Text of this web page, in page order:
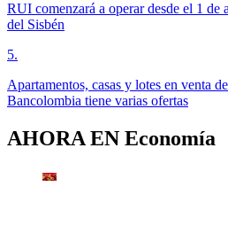
RUI comenzará a operar desde el 1 de
del Sisbén
5.
Apartamentos, casas y lotes en venta
Bancolombia tiene varias ofertas
AHORA EN Economía